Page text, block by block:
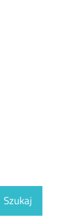
Szukaj